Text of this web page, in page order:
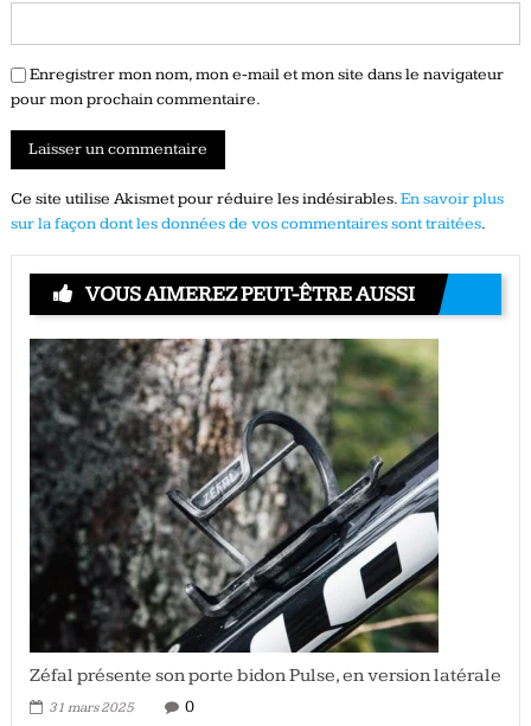
Enregistrer mon nom, mon e-mail et mon site dans le navigateur
pour mon prochain commentaire.
Ce site utilise Akismet pour réduire les indésirables.En savoir plus
sur la façon dont les données de vos commentaires sont traitées.
VOUS AIMEREZ PEUT-ÊTRE AUSSI
Zéfal présente son porte bidon Pulse, en version latérale
31 mars 2025 0